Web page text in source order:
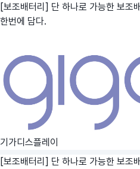
[보조배터리] 단 하나로 가능한 보조
한번에 담다.
기가디스플레이
[보조배터리] 단 하나로 가능한 보조